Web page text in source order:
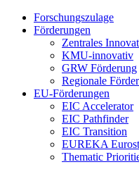
Forschungszulage
Förderungen
Zentrales
KMU-innovativ
GRW Förderung
Regionale
EU-Förderungen
EIC Accelerator
EIC Pathfinder
EIC Transition
EUREKA
Thematic